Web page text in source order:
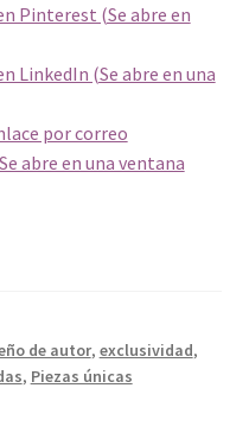
Pinterest (Se abre en
LinkedIn (Se abre en una
por correo
abre en una ventana
de autor, exclusividad,
, Piezas únicas